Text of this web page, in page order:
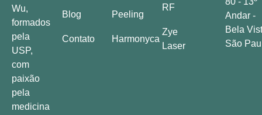
Wu,
formados
pela
USP,
com
paixão
pela
medicina
Blog
Contato
Peeling
Harmonyca
RF
Zye
Laser
Andar -
Bela
São